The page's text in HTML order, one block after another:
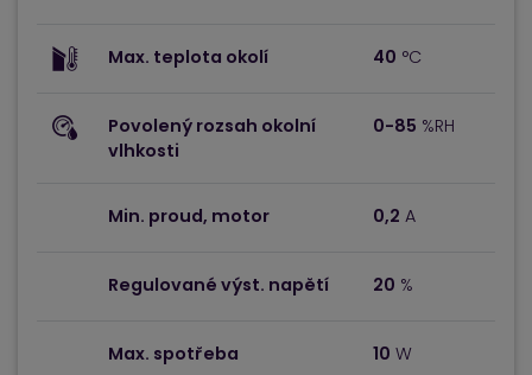
Max. teplota okolí 40 °C
Povolený rozsah okolní
vlhkosti
0-85 %RH
Min. proud, motor 0,2 A
Regulované výst. napětí 20 %
Max. spotřeba 10 W